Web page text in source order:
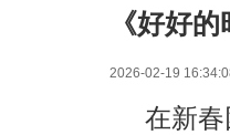
《好好
2026-02-19
在新